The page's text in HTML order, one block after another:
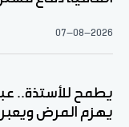
07-08-2026
يطمح للأستذة..
يهزم المرض ويعبر